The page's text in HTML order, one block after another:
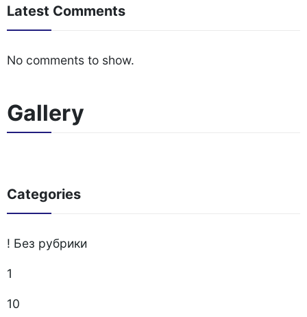
Latest Comments
No comments to show.
Gallery
Categories
! Без рубрики
1
10